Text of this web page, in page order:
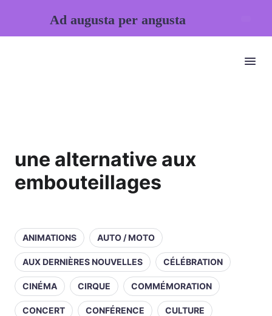
une alternative aux
embouteillages
ANIMATIONS AUTO / MOTO
AUX DERNIÈRES NOUVELLES CÉLÉBRATION
CINÉMA CIRQUE COMMÉMORATION
CONCERT CONFÉRENCE CULTURE
Ad augusta per angusta